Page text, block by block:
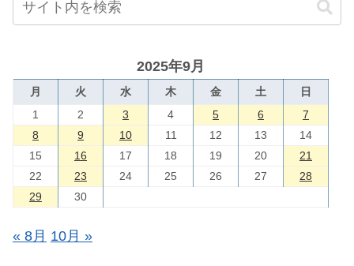
2025年9月
月 火 水 木 金 土
日
1
2 3 4 5 6
7
8
9 10 11 12 13
14
15
16 17 18 19 20
21
22
23 24 25 26 27
28
29
30
« 8月 10月 »